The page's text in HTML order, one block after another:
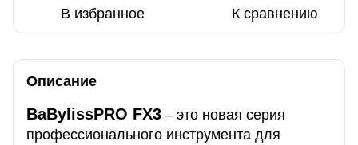
В избранное К сравнению
Описание
BaBylissPRO FX3 – это новая серия
профессионального инструмента для